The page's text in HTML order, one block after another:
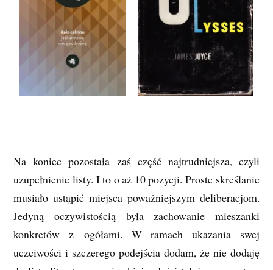
Na koniec pozostała zaś część najtrudniejsza, czyli
uzupełnienie listy. I to o aż 10 pozycji. Proste skreślanie
musiało ustąpić miejsca poważniejszym deliberacjom.
Jedyną oczywistością była zachowanie mieszanki
konkretów z ogółami. W ramach ukazania swej
uczciwości i szczerego podejścia dodam, że nie dodaję